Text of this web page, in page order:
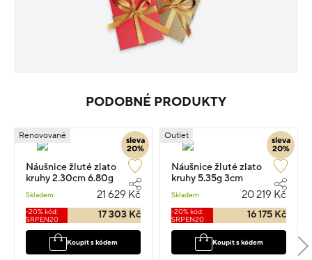
PODOBNÉ PRODUKTY
sleva
20%
Renovované
Náušnice žluté zlato
kruhy 2.30cm 6.80g
Skladem 21 629 Kč
-20% kód:
SRPEN20
17 303 Kč
Koupit s kódem
sleva
20%
Outlet
Náušnice žluté zlato
kruhy 5.35g 3cm
Skladem 20 219 Kč
-20% kód:
SRPEN20
16 175 Kč
Koupit s kódem